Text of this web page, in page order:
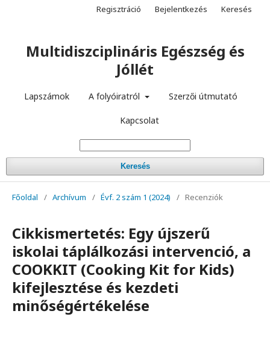
Multidiszciplináris Egészség és
Jóllét
Lapszámok A folyóiratról Szerzői útmutató
Kapcsolat
Keresés
Regisztráció Bejelentkezés Keresés
Főoldal / Archívum / Évf. 2 szám 1 (2024) / Recenziók
Cikkismertetés: Egy újszerű
iskolai táplálkozási intervenció, a
COOKKIT (Cooking Kit for Kids)
kifejlesztése és kezdeti
minőségértékelése